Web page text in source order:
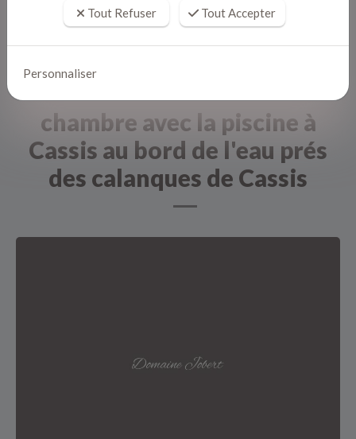
chambre avec la piscine à
Cassis au bord de l'eau prés
des calanques de Cassis
Tout Refuser Tout Accepter
Personnaliser